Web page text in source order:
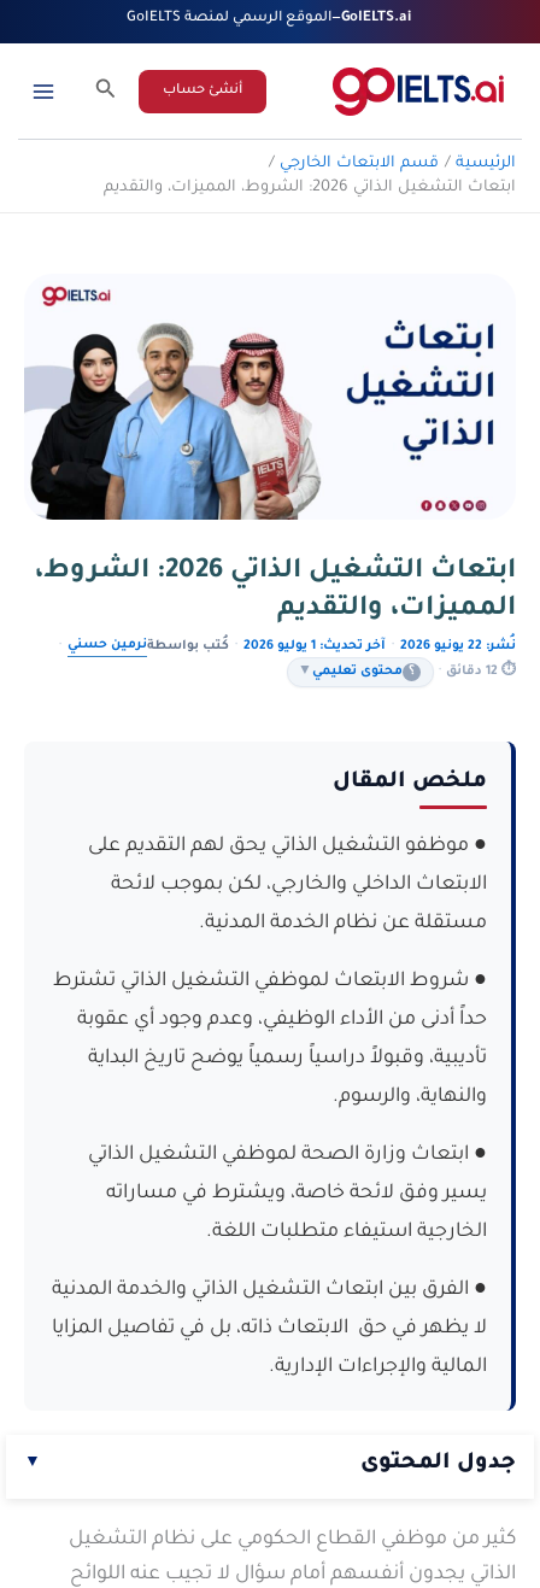
إلى
المحتوى
GoIELTS.ai
—الموقع الرسمي لمنصة GoIELTS
أنشئ حساب البحث
الرئيسية
قسم الابتعاث الخارجي
ابتعاث التشغيل الذاتي 2026: الشروط، المميزات، والتقديم
ابتعاث التشغيل الذاتي 2026: الشروط،
المميزات، والتقديم
نُشر: 22 يونيو 2026 · آخر تحديث: 1 يوليو 2026 · كُتب بواسطةنرمين حسني ·
⏱ 12 دقائق
· ؟ محتوى تعليمي ▼
ملخص المقال
● موظفو التشغيل الذاتي يحق لهم التقديم على
الابتعاث الداخلي والخارجي، لكن بموجب لائحة
مستقلة عن نظام الخدمة المدنية.
● شروط الابتعاث لموظفي التشغيل الذاتي تشترط
حداً أدنى من الأداء الوظيفي، وعدم وجود أي عقوبة
تأديبية، وقبولاً دراسياً رسمياً يوضح تاريخ البداية
والنهاية، والرسوم.
● ابتعاث وزارة الصحة لموظفي التشغيل الذاتي
يسير وفق لائحة خاصة، ويشترط في مساراته
الخارجية استيفاء متطلبات اللغة.
● الفرق بين ابتعاث التشغيل الذاتي والخدمة المدنية
لا يظهر في حق الابتعاث ذاته، بل في تفاصيل المزايا
المالية والإجراءات الإدارية.
جدول المحتوى ▼
ما هو ابتعاث التشغيل الذاتي ومن يحق له التقديم عليه؟
ما هي شروط الابتعاث لموظفي التشغيل الذاتي؟
كثير من موظفي القطاع الحكومي على نظام التشغيل
الذاتي يجدون أنفسهم أمام سؤال لا تجيب عنه اللوائح